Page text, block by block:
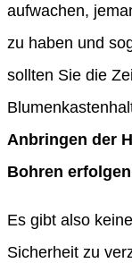
aufwachen,
zu haben und
sollten Sie die
Anbringen der
Bohren
Es gibt also
Sicherheit zu